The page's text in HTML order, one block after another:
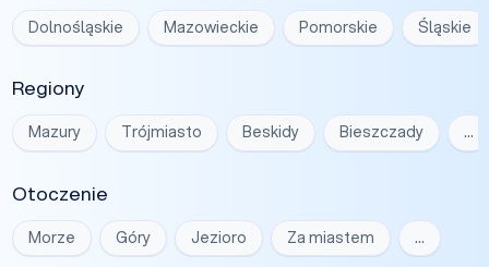
Dolnośląskie Mazowieckie Pomorskie Śląskie
Regiony
Mazury Trójmiasto Beskidy Bieszczady …
Otoczenie
Morze Góry Jezioro Za miastem …